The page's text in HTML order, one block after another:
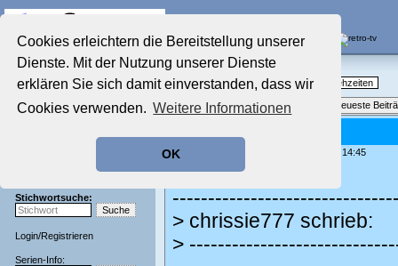
Cookies erleichtern die Bereitstellung unserer
Dienste. Mit der Nutzung unserer Dienste
erklären Sie sich damit einverstanden, dass wir
Cookies verwenden. Weitere Informationen
OK
Startseite
Aktuelles Forum
Film-Forum
Zeichentrick-Forum
Stichwortsuche:
Login/Registrieren
Serien-Info:
Nostalgieecke
TV-Erinnerungen an gute, alte Fernsehzeiten
Themenübersicht • Neues Thema Neueste
geschrieben von: , 13.08.24 14:45
Kaschi schrieb:
> chrissie777 schrieb:
>